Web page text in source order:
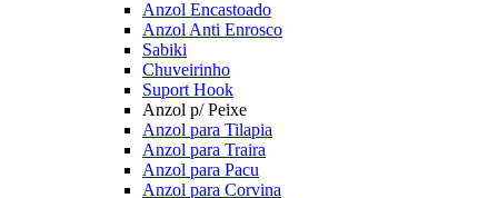
Anzol Encastoado
Anzol Anti Enrosco
Sabiki
Chuveirinho
Suport Hook
Anzol p/ Peixe
Anzol para Tilapia
Anzol para Traira
Anzol para Pacu
Anzol para Corvina